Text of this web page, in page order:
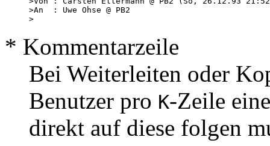
>An  : Uwe Ohse @ PB2
* Kommentarzeile
Bei Weiterleiten oder
Benutzer pro K-Zeile
direkt auf diese folgen